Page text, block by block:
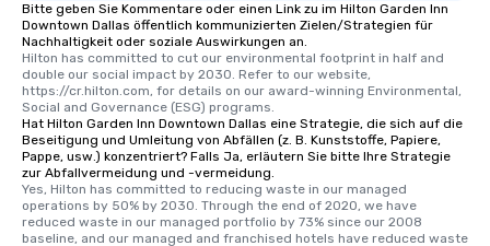
Bitte geben Sie Kommentare oder einen Link zu im Hilton Garden Inn
Downtown Dallas öffentlich kommunizierten Zielen/Strategien für
Nachhaltigkeit oder soziale Auswirkungen an.
Hilton has committed to cut our environmental footprint in half and
double our social impact by 2030. Refer to our website,
https://cr.hilton.com, for details on our award-winning Environmental,
Social and Governance (ESG) programs.
Hat Hilton Garden Inn Downtown Dallas eine Strategie, die sich auf die
Beseitigung und Umleitung von Abfällen (z. B. Kunststoffe, Papiere,
Pappe, usw.) konzentriert? Falls Ja, erläutern Sie bitte Ihre Strategie
zur Abfallvermeidung und -vermeidung.
Yes, Hilton has committed to reducing waste in our managed
operations by 50% by 2030. Through the end of 2020, we have
reduced waste in our managed portfolio by 73% since our 2008
baseline, and our managed and franchised hotels have reduced waste